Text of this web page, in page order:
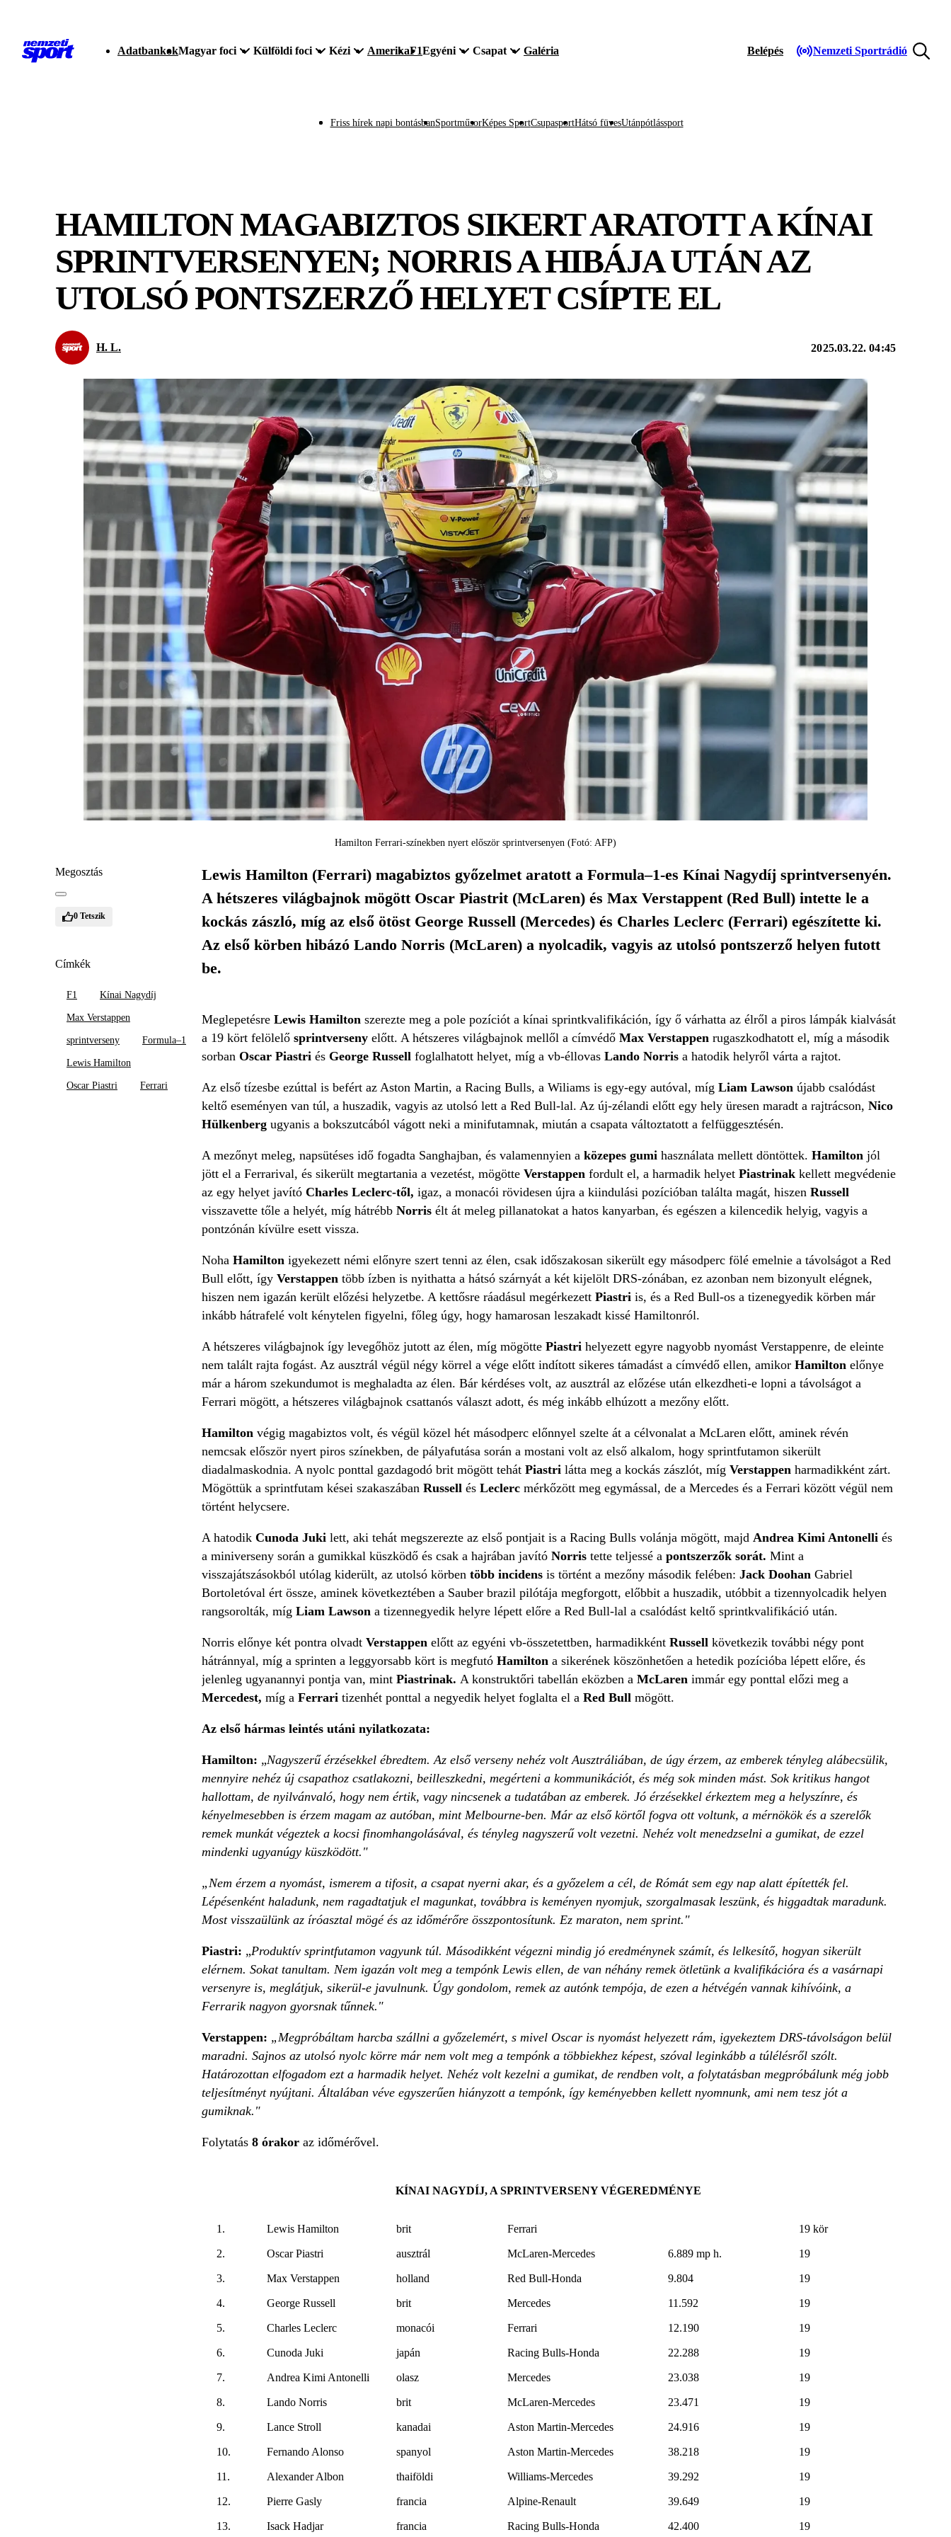
AdatbankokMagyar foci Külföldi foci Kézi AmerikaF1Egyéni Csapat Galéria Belépés Nemzeti Sportrádió
Friss hírek napi bontásbanSportműsorKépes SportCsupasportHátsó füvesUtánpótlássport
HAMILTON MAGABIZTOS SIKERT ARATOTT A KÍNAI
SPRINTVERSENYEN; NORRIS A HIBÁJA UTÁN AZ
UTOLSÓ PONTSZERZŐ HELYET CSÍPTE EL
H. L. 2025.03.22. 04:45
Hamilton Ferrari-színekben nyert először sprintversenyen (Fotó: AFP)
Megosztás
0 Tetszik
Címkék
F1 Kínai Nagydíj
Max Verstappen
sprintverseny Formula–1
Lewis Hamilton
Oscar Piastri Ferrari
Lewis Hamilton (Ferrari) magabiztos győzelmet aratott a Formula–1-es Kínai Nagydíj sprintversenyén.
A hétszeres világbajnok mögött Oscar Piastrit (McLaren) és Max Verstappent (Red Bull) intette le a
kockás zászló, míg az első ötöst George Russell (Mercedes) és Charles Leclerc (Ferrari) egészítette ki.
Az első körben hibázó Lando Norris (McLaren) a nyolcadik, vagyis az utolsó pontszerző helyen futott
be.
Meglepetésre Lewis Hamilton szerezte meg a pole pozíciót a kínai sprintkvalifikáción, így ő várhatta az élről a piros lámpák kialvását
a 19 kört felölelő sprintverseny előtt. A hétszeres világbajnok mellől a címvédő Max Verstappen rugaszkodhatott el, míg a második
sorban Oscar Piastri és George Russell foglalhatott helyet, míg a vb-éllovas Lando Norrisa hatodik helyről várta a rajtot.
Az első tízesbe ezúttal is befért az Aston Martin, a Racing Bulls, a Wiliams is egy-egy autóval, míg Liam Lawson újabb csalódást
keltő eseményen van túl, a huszadik, vagyis az utolsó lett a Red Bull-lal. Az új-zélandi előtt egy hely üresen maradt a rajtrácson, Nico
Hülkenbergugyanis a bokszutcából vágott neki a minifutamnak, miután a csapata változtatott a felfüggesztésén.
A mezőnyt meleg, napsütéses idő fogadta Sanghajban, és valamennyien a közepes gumi használata mellett döntöttek. Hamilton jól
jött el a Ferrarival, és sikerült megtartania a vezetést, mögötte Verstappen fordult el, a harmadik helyet Piastrinak kellett megvédenie
az egy helyet javító Charles Leclerc-től, igaz, a monacói rövidesen újra a kiindulási pozícióban találta magát, hiszen Russell
visszavette tőle a helyét, míg hátrébb Norris élt át meleg pillanatokat a hatos kanyarban, és egészen a kilencedik helyig, vagyis a
pontzónán kívülre esett vissza.
Noha Hamilton igyekezett némi előnyre szert tenni az élen, csak időszakosan sikerült egy másodperc fölé emelnie a távolságot a Red
Bull előtt, így Verstappen több ízben is nyithatta a hátsó szárnyát a két kijelölt DRS-zónában, ez azonban nem bizonyult elégnek,
hiszen nem igazán került előzési helyzetbe. A kettősre ráadásul megérkezett Piastri is, és a Red Bull-os a tizenegyedik körben már
inkább hátrafelé volt kénytelen figyelni, főleg úgy, hogy hamarosan leszakadt kissé Hamiltonról.
A hétszeres világbajnok így levegőhöz jutott az élen, míg mögötte Piastri helyezett egyre nagyobb nyomást Verstappenre, de eleinte
nem talált rajta fogást. Az ausztrál végül négy körrel a vége előtt indított sikeres támadást a címvédő ellen, amikor Hamilton előnye
már a három szekundumot is meghaladta az élen. Bár kérdéses volt, az ausztrál az előzése után elkezdheti-e lopni a távolságot a
Ferrari mögött, a hétszeres világbajnok csattanós választ adott, és még inkább elhúzott a mezőny előtt.
Hamilton végig magabiztos volt, és végül közel hét másodperc előnnyel szelte át a célvonalat a McLaren előtt, aminek révén
nemcsak először nyert piros színekben, de pályafutása során a mostani volt az első alkalom, hogy sprintfutamon sikerült
diadalmaskodnia. A nyolc ponttal gazdagodó brit mögött tehát Piastri látta meg a kockás zászlót, míg Verstappen harmadikként zárt.
Mögöttük a sprintfutam kései szakaszában Russell és Leclercmérkőzött meg egymással, de a Mercedes és a Ferrari között végül nem
történt helycsere.
A hatodik Cunoda Juki lett, aki tehát megszerezte az első pontjait is a Racing Bulls volánja mögött, majd Andrea Kimi Antonelli és
a miniverseny során a gumikkal küszködő és csak a hajrában javító Norris tette teljessé a pontszerzők sorát. Mint a
visszajátszásokból utólag kiderült, az utolsó körben több incidensis történt a mezőny második felében: Jack Doohan Gabriel
Bortoletóval ért össze, aminek következtében a Sauber brazil pilótája megforgott, előbbit a huszadik, utóbbit a tizennyolcadik helyen
rangsorolták, míg Liam Lawson a tizennegyedik helyre lépett előre a Red Bull-lal a csalódást keltő sprintkvalifikáció után.
Norris előnye két pontra olvadt Verstappen előtt az egyéni vb-összetettben, harmadikként Russell következik további négy pont
hátránnyal, míg a sprinten a leggyorsabb kört is megfutó Hamilton a sikerének köszönhetően a hetedik pozícióba lépett előre, és
jelenleg ugyanannyi pontja van, mintPiastrinak. A konstruktőri tabellán eközben a McLaren immár egy ponttal előzi meg a
Mercedest, míg a Ferrari tizenhét ponttal a negyedik helyet foglalta el a Red Bull mögött.
Az első hármas leintés utáni nyilatkozata:
Hamilton: „Nagyszerű érzésekkel ébredtem. Az első verseny nehéz volt Ausztráliában, de úgy érzem, az emberek tényleg alábecsülik,
mennyire nehéz új csapathoz csatlakozni, beilleszkedni, megérteni a kommunikációt, és még sok minden mást. Sok kritikus hangot
hallottam, de nyilvánvaló, hogy nem értik, vagy nincsenek a tudatában az emberek. Jó érzésekkel érkeztem meg a helyszínre, és
kényelmesebben is érzem magam az autóban, mint Melbourne-ben. Már az első körtől fogva ott voltunk, a mérnökök és a szerelők
remek munkát végeztek a kocsi finomhangolásával, és tényleg nagyszerű volt vezetni. Nehéz volt menedzselni a gumikat, de ezzel
mindenki ugyanúgy küszködött."
„Nem érzem a nyomást, ismerem a tifosit, a csapat nyerni akar, és a győzelem a cél, de Rómát sem egy nap alatt építették fel.
Lépésenként haladunk, nem ragadtatjuk el magunkat, továbbra is keményen nyomjuk, szorgalmasak leszünk, és higgadtak maradunk.
Most visszaülünk az íróasztal mögé és az időmérőre összpontosítunk. Ez maraton, nem sprint."
Piastri: „Produktív sprintfutamon vagyunk túl. Másodikként végezni mindig jó eredménynek számít, és lelkesítő, hogyan sikerült
elérnem. Sokat tanultam. Nem igazán volt meg a tempónk Lewis ellen, de van néhány remek ötletünk a kvalifikációra és a vasárnapi
versenyre is, meglátjuk, sikerül-e javulnunk. Úgy gondolom, remek az autónk tempója, de ezen a hétvégén vannak kihívóink, a
Ferrarik nagyon gyorsnak tűnnek."
Verstappen: „Megpróbáltam harcba szállni a győzelemért, s mivel Oscar is nyomást helyezett rám, igyekeztem DRS-távolságon belül
maradni. Sajnos az utolsó nyolc körre már nem volt meg a tempónk a többiekhez képest, szóval leginkább a túlélésről szólt.
Határozottan elfogadom ezt a harmadik helyet. Nehéz volt kezelni a gumikat, de rendben volt, a folytatásban megpróbálunk még jobb
teljesítményt nyújtani. Általában véve egyszerűen hiányzott a tempónk, így keményebben kellett nyomnunk, ami nem tesz jót a
gumiknak."
Folytatás 8 órakoraz időmérővel.
KÍNAI NAGYDÍJ, A SPRINTVERSENY VÉGEREDMÉNYE
1. Lewis Hamilton brit Ferrari 19 kör
2. Oscar Piastri ausztrál McLaren-Mercedes 6.889 mp h. 19
3. Max Verstappen holland Red Bull-Honda 9.804 19
4. George Russell brit Mercedes 11.592 19
5. Charles Leclerc monacói Ferrari 12.190 19
6. Cunoda Juki japán Racing Bulls-Honda 22.288 19
7. Andrea Kimi Antonelli olasz Mercedes 23.038 19
8. Lando Norris brit McLaren-Mercedes 23.471 19
9. Lance Stroll kanadai Aston Martin-Mercedes 24.916 19
10. Fernando Alonso spanyol Aston Martin-Mercedes 38.218 19
11. Alexander Albon thaiföldi Williams-Mercedes 39.292 19
12. Pierre Gasly francia Alpine-Renault 39.649 19
13. Isack Hadjar francia Racing Bulls-Honda 42.400 19